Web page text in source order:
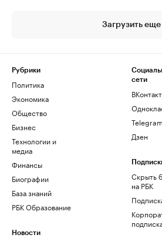
Загрузить еще
Рубрики
Политика
Экономика
Общество
Бизнес
Технологии и
медиа
Финансы
Биографии
База знаний
РБК Образование
Новости
сети
Telegram
Дзен
Скрыть
на РБК